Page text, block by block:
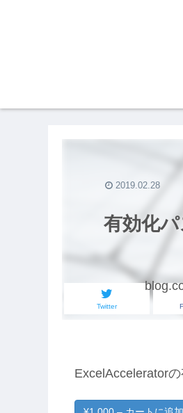
有効化
Twitter
2019.02.28
ExcelAcceleratorの